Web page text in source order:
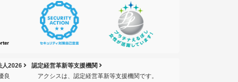
人2026
認定経営革新等支援機関
アクシスは、認定経営革新等支援機関です。